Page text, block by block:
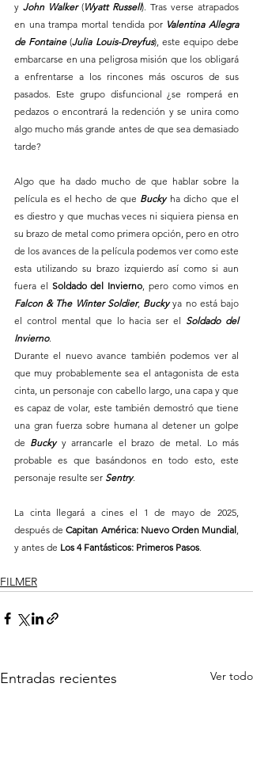
y John Walker (Wyatt Russell). Tras verse atrapados
en una trampa mortal tendida por Valentina Allegra
de Fontaine (Julia Louis-Dreyfus), este equipo debe
embarcarse en una peligrosa misión que los obligará
a enfrentarse a los rincones más oscuros de sus
pasados. Este grupo disfuncional ¿se romperá en
pedazos o encontrará la redención y se unira como
algo mucho más grande antes de que sea demasiado
tarde?
Algo que ha dado mucho de que hablar sobre la
película es el hecho de que Bucky ha dicho que el
es diestro y que muchas veces ni siquiera piensa en
su brazo de metal como primera opción, pero en otro
de los avances de la película podemos ver como este
esta utilizando su brazo izquierdo así como si aun
fuera el Soldado del Invierno
Falcon & The Winter Soldier, Bucky ya no está bajo
el control mental que lo hacia ser el Soldado del
Invierno.
Durante el nuevo avance también podemos ver al
que muy probablemente sea el antagonista de esta
cinta, un personaje con cabello largo, una capa y que
es capaz de volar, este también demostró que tiene
una gran fuerza sobre humana al detener un golpe
de Bucky y arrancarle el brazo de metal. Lo más
probable es que basándonos en todo esto, este
personaje resulte ser Sentry.
La cinta llegará a cines el 1 de mayo de 2025,
después de Capitan América: Nuevo Orden Mundial,
y antes de Los 4 Fantásticos: Primeros Pasos.
FILMER
Entradas recientes Ver todo